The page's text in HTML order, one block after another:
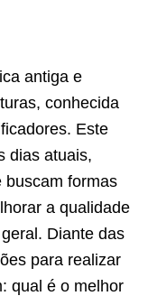
antiga e
conhecida
Este
dias atuais,
buscam formas
a qualidade
Diante das
para realizar
qual é o melhor